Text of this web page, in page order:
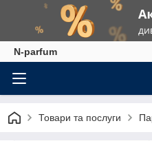
N-parfum
Товари та послуги